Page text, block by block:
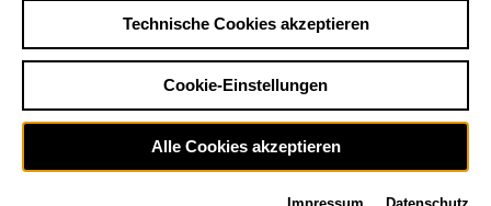
Technische Cookies akzeptieren
Cookie-Einstellungen
Alle Cookies akzeptieren